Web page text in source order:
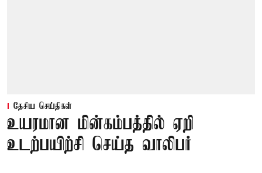
தேசிய செய்திகள்
உயரமான மின்கம்பத்தில் ஏறி
உடற்பயிற்சி செய்த வாலிபர்